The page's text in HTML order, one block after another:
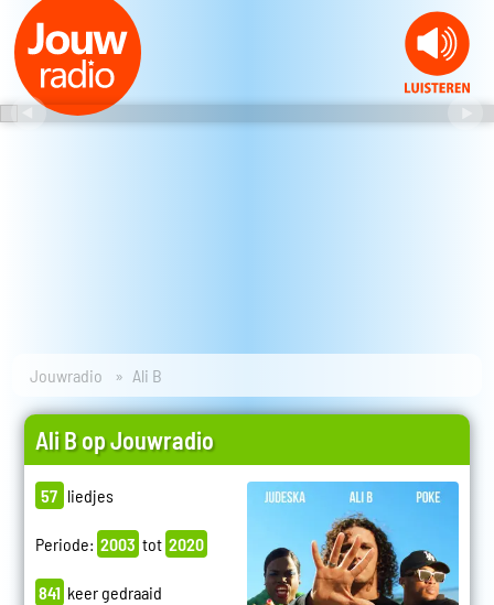
Jouwradio Ali B
Ali B op Jouwradio
57 liedjes
Periode: 2003 tot 2020
841 keer gedraaid